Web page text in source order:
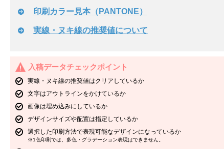
印刷カラー見本（PANTONE）
実線・ヌキ線の推奨値について
入稿データチェックポイント
実線・ヌキ線の推奨値はクリアしているか
文字はアウトラインをかけているか
画像は埋め込みにしているか
デザインサイズや配置は指定しているか
選択した印刷方法で表現可能なデザインになっているか
※1色印刷では、多色・グラデーション表現はできません。